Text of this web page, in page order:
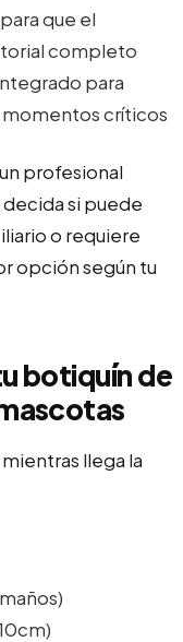
que el
completo
para
críticos
profesional
si puede
o requiere
opción según tu
botiquín de
llega la